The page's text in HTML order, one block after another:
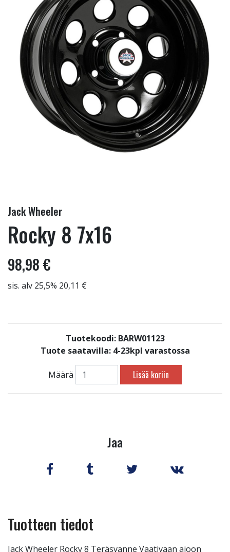
Jack Wheeler
Rocky 8 7x16
98,98 €
sis. alv 25,5% 20,11 €
Tuotekoodi: BARW01123
Tuote saatavilla: 4-23kpl varastossa
Määrä Lisää koriin
Jaa
Tuotteen tiedot
Jack Wheeler Rocky 8 Teräsvanne Vaativaan ajoon